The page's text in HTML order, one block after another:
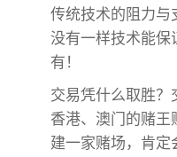
传统技术的阻力与
没有一样技术能保
有！
交易凭什么取胜？
香港、澳门的赌王
建一家赌场，肯定